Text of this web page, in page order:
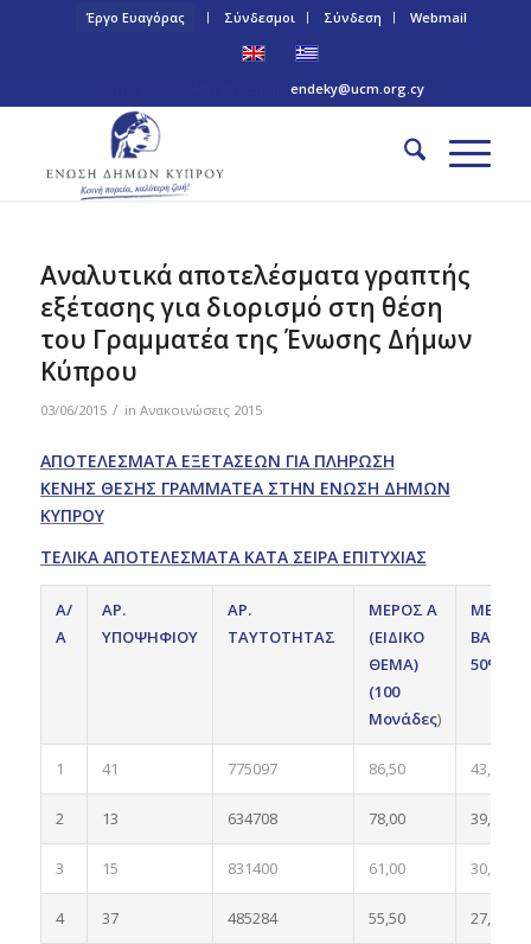
Έργο Ευαγόρας Σύνδεσμοι Σύνδεση Webmail
endeky@ucm.org.cy
Αναλυτικά αποτελέσματα γραπτής
εξέτασης για διορισμό στη θέση
του Γραμματέα της Ένωσης Δήμων
Κύπρου
03/06/2015 / in Ανακοινώσεις 2015
ΑΠΟΤΕΛΕΣΜΑΤΑ ΕΞΕΤΑΣΕΩΝ ΓΙΑ ΠΛΗΡΩΣΗ
KENΗΣ ΘΕΣΗΣ ΓΡΑΜΜΑΤΕΑ ΣΤΗΝ ΕΝΩΣΗ ΔΗΜΩΝ
ΚΥΠΡΟΥ
ΤΕΛΙΚΑ ΑΠΟΤΕΛΕΣΜΑΤΑ ΚΑΤΑ ΣΕΙΡΑ ΕΠΙΤΥΧΙΑΣ
Α/
Α
AΡ.
ΥΠΟΨΗΦΙΟΥ
AΡ.
ΤΑΥΤΟΤΗΤΑΣ
ΜΕΡΟΣ Α
(ΕΙΔΙΚΟ
ΘΕΜΑ)
(100
Μονάδες)
ME
50%
1 41 775097 86,50 43,25
2 13 634708 78,00 39,00
3 15 831400 61,00 30,50
4 37 485284 55,50 27,75